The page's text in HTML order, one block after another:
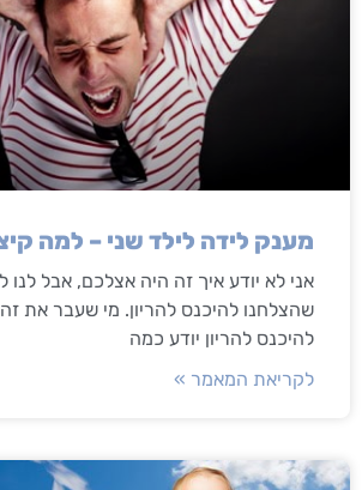
מענק לידה לילד שני – למה
אני לא יודע איך זה היה אצלכם, אבל
שהצלחנו להיכנס להריון. מי שעבר את
להיכנס להריון יודע כמה
לקריאת המאמר »